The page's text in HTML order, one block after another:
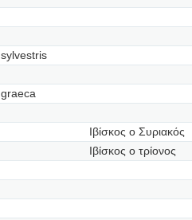
sylvestris
graeca
Ιβίσκος ο Συριακός
Ιβίσκος ο τρίονος